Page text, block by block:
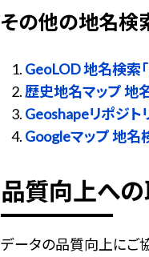
その他の地名検
GeoLOD 地名検索
歴史地名マップ 地
Geoshapeリポジト
Googleマップ 地名
品質向上へ
データの品質向上にご